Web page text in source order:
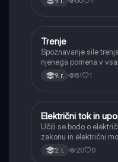
Fizika
Trenje
Spoznavanje sile
njenega pomena v
9. r. 51 1
Fizika
Električni tok in
Učili se bodo o
zakonu in električni
na upornost vodnikov
temperatura).
2. l. 20 0